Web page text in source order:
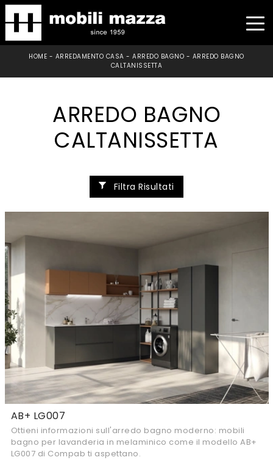
HOME - ARREDAMENTO CASA -ARREDO BAGNO - ARREDO BAGNO
CALTANISSETTA
ARREDO BAGNO
CALTANISSETTA
Filtra Risultati
AB+ LG007
Ottieni informazioni sull'arredo bagno moderno: mobili
bagno per lavanderia in melaminico come il modello AB+
LG007 di Compab ti aspettano.